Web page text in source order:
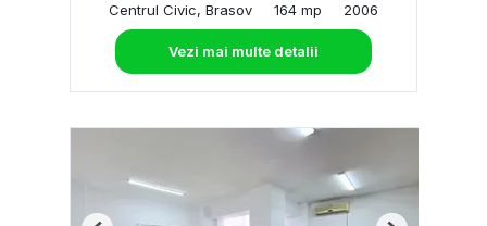
Centrul Civic, Brasov
164 mp 2006
Vezi mai multe detalii